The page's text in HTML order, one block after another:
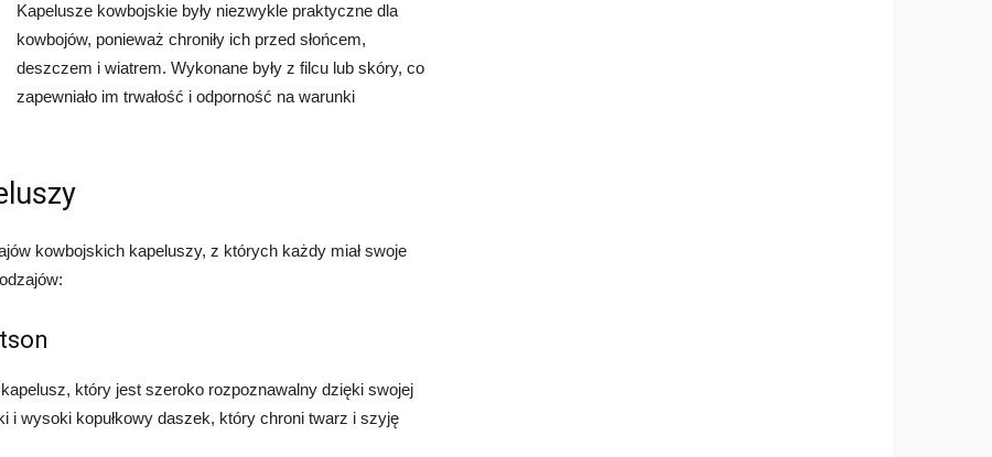
Kapelusze kowbojskie były niezwykle praktyczne dla
kowbojów, ponieważ chroniły ich przed słońcem,
deszczem i wiatrem. Wykonane były z filcu lub skóry, co
zapewniało im trwałość i odporność na warunki
kowbojskich kapeluszy, z których każdy miał swoje
który jest szeroko rozpoznawalny dzięki swojej
i wysoki kopułkowy daszek, który chroni twarz i szyję